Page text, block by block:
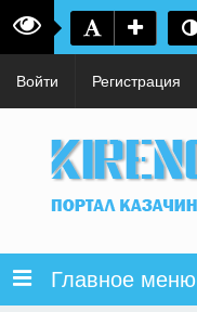
Войти Регистрация
Главное меню